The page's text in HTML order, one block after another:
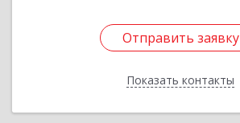
Отправить заявку
Показать контакты
Отправить заявку
Назад